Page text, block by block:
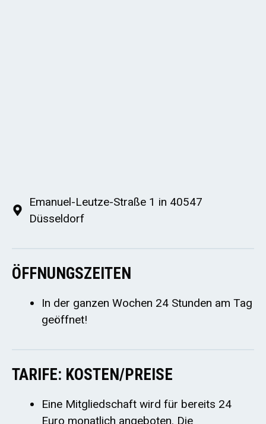
Emanuel-Leutze-Straße 1 in 40547
Düsseldorf
ÖFFNUNGSZEITEN
In der ganzen Wochen 24 Stunden am Tag
geöffnet!
TARIFE: KOSTEN/PREISE
Eine Mitgliedschaft wird für bereits 24
Euro monatlich angeboten. Die